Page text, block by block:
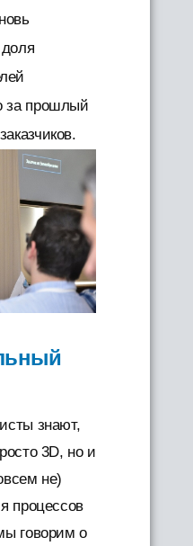
за прошлый
знают,
3D, но и
не)
процессов
говорим о